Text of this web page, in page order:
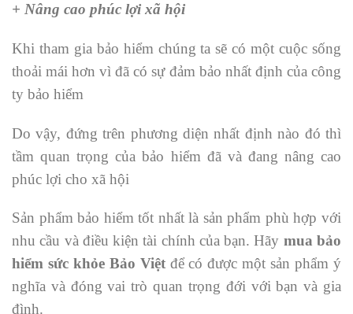
+ Nâng cao phúc lợi xã hội
Khi tham gia bảo hiểm chúng ta sẽ có một cuộc sống
thoải mái hơn vì đã có sự đảm bảo nhất định của công
ty bảo hiểm
Do vậy, đứng trên phương diện nhất định nào đó thì
tầm quan trọng của bảo hiểm đã và đang nâng cao
phúc lợi cho xã hội
Sản phẩm bảo hiểm tốt nhất là sản phẩm phù hợp với
nhu cầu và điều kiện tài chính của bạn. Hãy mua bảo
hiểm sức khỏe Bảo Việtđể có được một sản phẩm ý
nghĩa và đóng vai trò quan trọng đới với bạn và gia
đình.